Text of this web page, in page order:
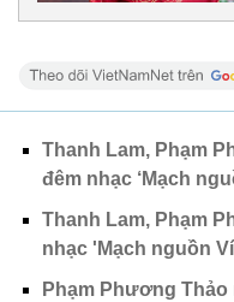
Thanh Lam, Phạm
đêm nhạc ‘Mạch
Thanh Lam, Phạm
nhạc 'Mạch nguồn
Phạm Phương